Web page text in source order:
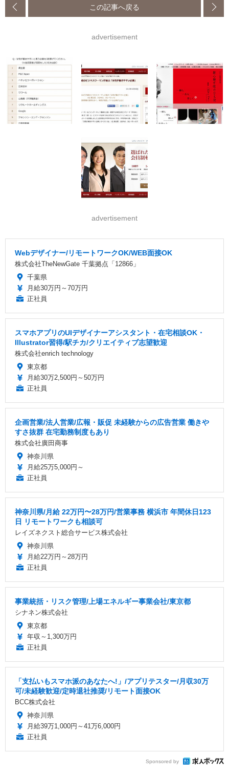
この記事へ戻る
advertisement
advertisement
Webデザイナー/リモートワークOK/WEB面接OK
株式会社TheNewGate 千葉拠点「12866」
千葉県
月給30万円～70万円
正社員
スマホアプリのUIデザイナーアシスタント・在宅相談OK・
Illustrator習得/駅チカ/クリエイティブ志望歓迎
株式会社enrich technology
東京都
月給30万2,500円～50万円
正社員
企画営業/法人営業/広報・販促 未経験からの広告営業 働きや
すさ抜群 在宅勤務制度もあり
株式会社廣田商事
神奈川県
月給25万5,000円～
正社員
神奈川県/月給 22万円〜28万円/営業事務 横浜市 年間休日123
日 リモートワークも相談可
レイズネクスト総合サービス株式会社
神奈川県
月給22万円～28万円
正社員
事業統括・リスク管理/上場エネルギー事業会社/東京都
シナネン株式会社
東京都
年収～1,300万円
正社員
「支払いもスマホ派のあなたへ!」/アプリテスター/月収30万
可/未経験歓迎/定時退社推奨/リモート面接OK
BCC株式会社
神奈川県
月給39万1,000円～41万6,000円
正社員
Sponsored by